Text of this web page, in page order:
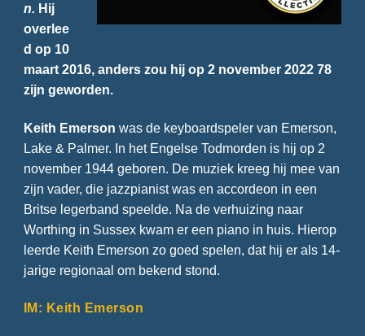
n. Hij
overlee
d op 10
maart 2016, anders zou hij op 2 november 2022 78
zijn geworden.
Keith Emerson was de keyboardspeler van Emerson,
Lake & Palmer. In het Engelse Todmorden is hij op 2
november 1944 geboren. De muziek kreeg hij mee van
zijn vader, die jazzpianist was en accordeon in een
Britse legerband speelde. Na de verhuizing naar
Worthing in Sussex kwam er een piano in huis. Hierop
leerde Keith Emerson zo goed spelen, dat hij er als 14-
jarige regionaal om bekend stond.
IM: Keith Emerson